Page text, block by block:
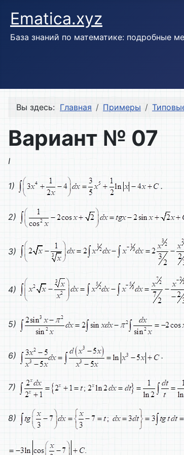
Ematica.xyz
База знаний по математике: подробные
Вы здесь: Главная Примеры
Вариант № 07
I
1) .
2)
3)
4)
5)
6) .
7)
8)